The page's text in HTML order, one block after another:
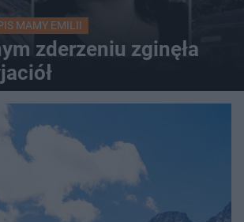
MAMY EMILII
zderzeniu zginęła